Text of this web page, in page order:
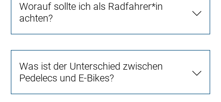
Worauf sollte ich als Radfahrer*in
achten?
Was ist der Unterschied zwischen
Pedelecs und E-Bikes?